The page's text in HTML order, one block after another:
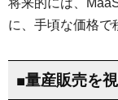
将来的には、
に、手頃な価格で
■量産販売を